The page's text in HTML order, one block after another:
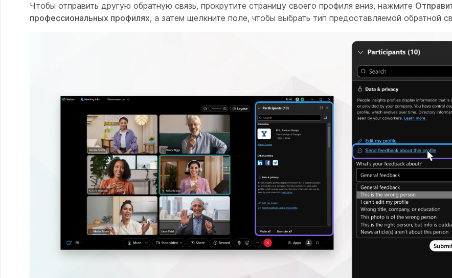
Чтобы отправить другую обратную связь, прокрутите страницу своего профиля вниз, нажмите
профессиональных профилях, а затем щелкните поле, чтобы выбрать тип предоставляемой обратной